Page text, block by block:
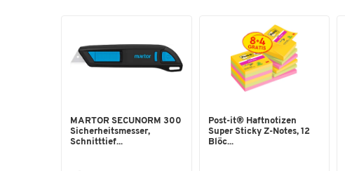
MARTOR SECUNORM 300
Sicherheitsmesser,
Schnitttief...
Post-it® Haftnotizen
Super Sticky Z-Notes, 12
Blöc...